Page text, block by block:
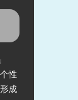
性
成